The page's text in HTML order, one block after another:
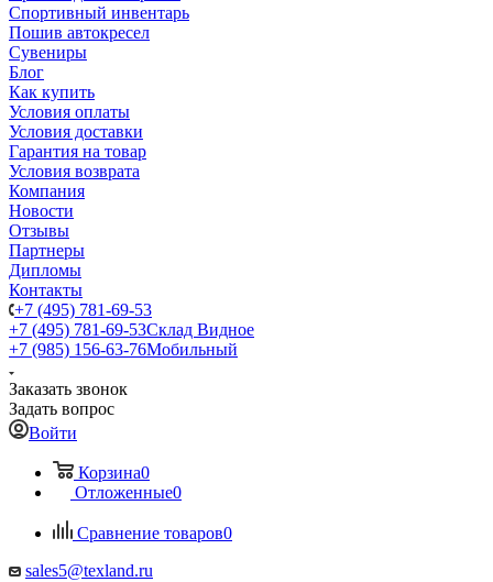
Спортивный инвентарь
Пошив автокресел
Сувениры
Блог
Как купить
Условия оплаты
Условия доставки
Гарантия на товар
Условия возврата
Компания
Новости
Отзывы
Партнеры
Дипломы
Контакты
+7 (495) 781-69-53
+7 (495) 781-69-53Склад Видное
+7 (985) 156-63-76Мобильный
Заказать звонок
Задать вопрос
Войти
Корзина0
Отложенные0
Сравнение товаров0
sales5@texland.ru